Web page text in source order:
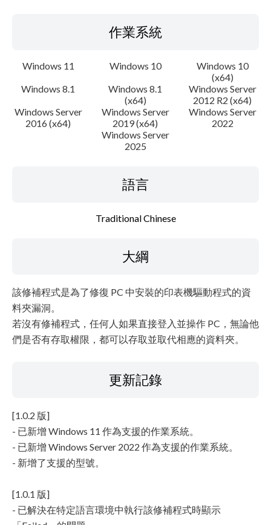
作業系統
Windows 11 Windows 10
Windows 10
(x64)
Windows 8.1
Windows 8.1
(x64)
Windows Server
2012 R2 (x64)
Windows Server
2016 (x64)
Windows Server
2019 (x64)
Windows Server
2022
Windows Server
2025
語言
Traditional Chinese
大綱
該修補程式是為了修復 PC 中安裝的印表機驅動程式的資
料夾漏洞。
若沒有修補程式，任何人如果直接登入並操作 PC，無論他
們是否有存取權限，都可以存取並取代相應的資料夾。
更新記錄
[1.0.2 版]
- 已新增 Windows 11 作為支援的作業系統。
- 已新增 Windows Server 2022 作為支援的作業系統。
- 新增了支援的型號。
[1.0.1 版]
- 已解決在特定語言環境中執行該修補程式時顯示